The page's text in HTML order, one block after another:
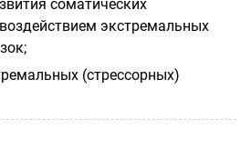
соматических
экстремальных
(стрессорных)